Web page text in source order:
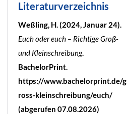
Literaturverzeichnis
Weßling, H. (2024, Januar 24).
Euch oder euch – Richtige Groß-
und Kleinschreibung.
BachelorPrint.
https://www.bachelorprint.de/g
ross-kleinschreibung/euch/
(abgerufen 07.08.2026)